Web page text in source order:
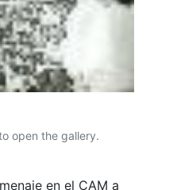
open the gallery.
en el CAM a